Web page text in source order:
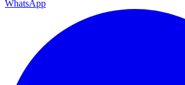
WhatsApp